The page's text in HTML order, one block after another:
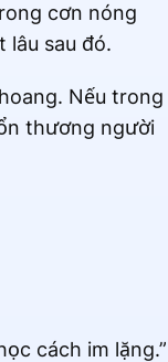
cơn nóng
lâu sau đó.
Nếu trong
thương người
cách im lặng.”